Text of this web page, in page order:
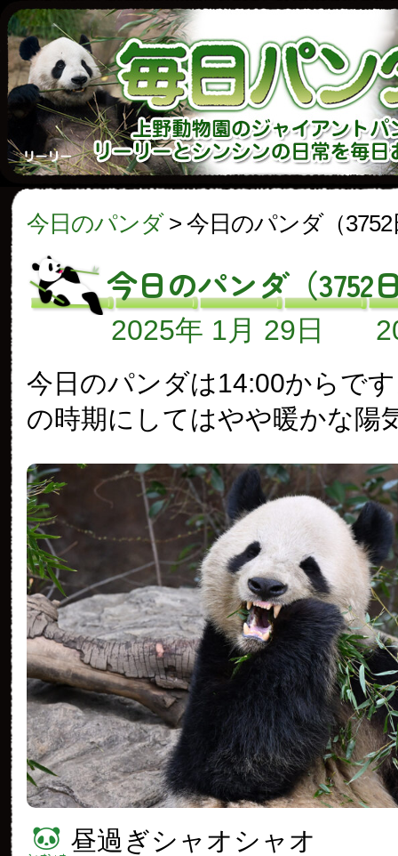
今日のパンダ> 今日のパンダ（3752
今日のパンダ（3752
2025年 1月 29日
今日のパンダは14:00からで
の時期にしてはやや暖かな陽
昼過ぎシャオシャオ